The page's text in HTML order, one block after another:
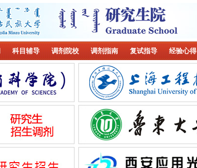
科目辅导 调剂院校 调剂指南 复试指导 经验心得